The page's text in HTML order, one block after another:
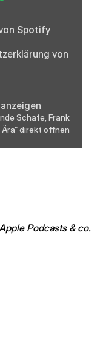
Spotify
von
Schafe, Frank
direkt öffnen
Podcasts & co.